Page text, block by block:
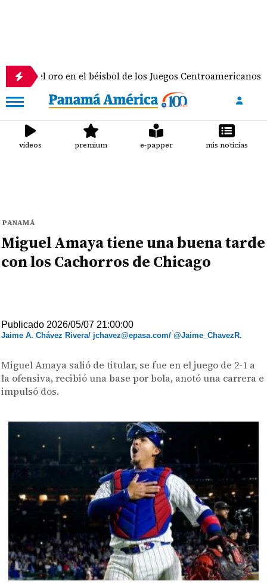
oro en el béisbol de los Juegos Centroamericanos y del
videos premium e-papper mis noticias
PANAMÁ
Miguel Amaya tiene una buena tarde
con los Cachorros de Chicago
Publicado 2026/05/07 21:00:00
Jaime A. Chávez Rivera/ jchavez@epasa.com/ @Jaime_ChavezR.
Miguel Amaya salió de titular, se fue en el juego de 2-1 a
la ofensiva, recibió una base por bola, anotó una carrera e
impulsó dos.